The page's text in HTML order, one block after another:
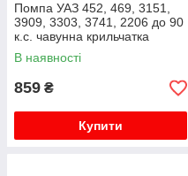
Помпа УАЗ 452, 469, 3151,
3909, 3303, 3741, 2206 до 90
к.с. чавунна крильчатка
(напівпомпа) SKADI
В наявності
859 ₴
Купити